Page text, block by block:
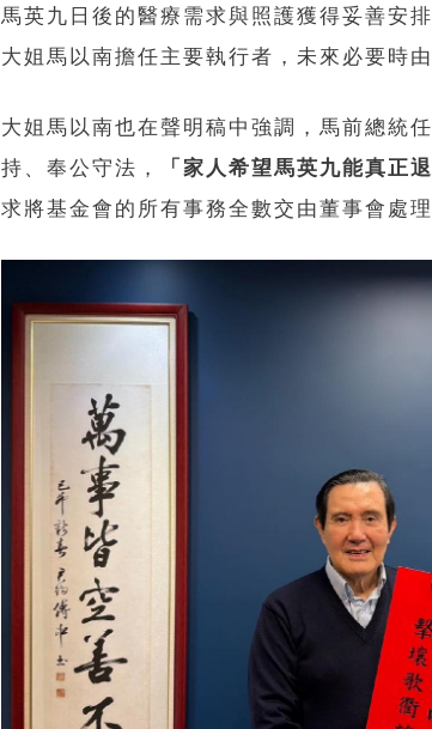
馬英九日後的醫療需求與照護獲得妥善安
大姐馬以南擔任主要執行者，未來必要時
大姐馬以南也在聲明稿中強調，馬前總統
持、奉公守法，
「家人希望馬英九能真正
求將基金會的所有事務全數交由董事會處